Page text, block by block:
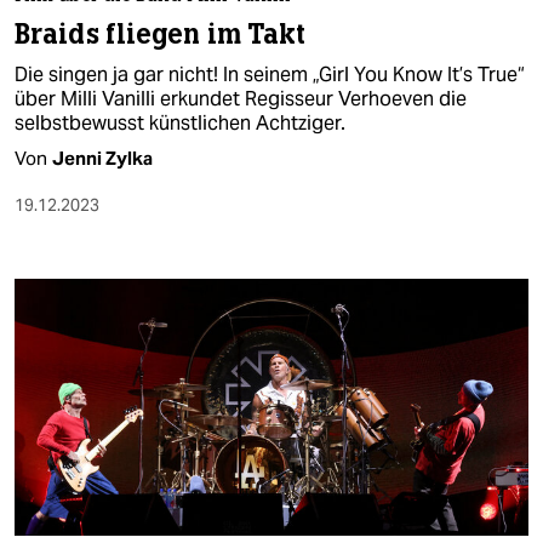
wahrheit
verlag
verlag
fragen & hilfe
unterstützen
abo
genossenschaft
Braids fliegen im Takt
Die singen ja gar nicht! In seinem „Girl You Know It’s True“
über Milli Vanilli erkundet Regisseur Verhoeven die
selbstbewusst künstlichen Achtziger.
Von Jenni Zylka
19.12.2023